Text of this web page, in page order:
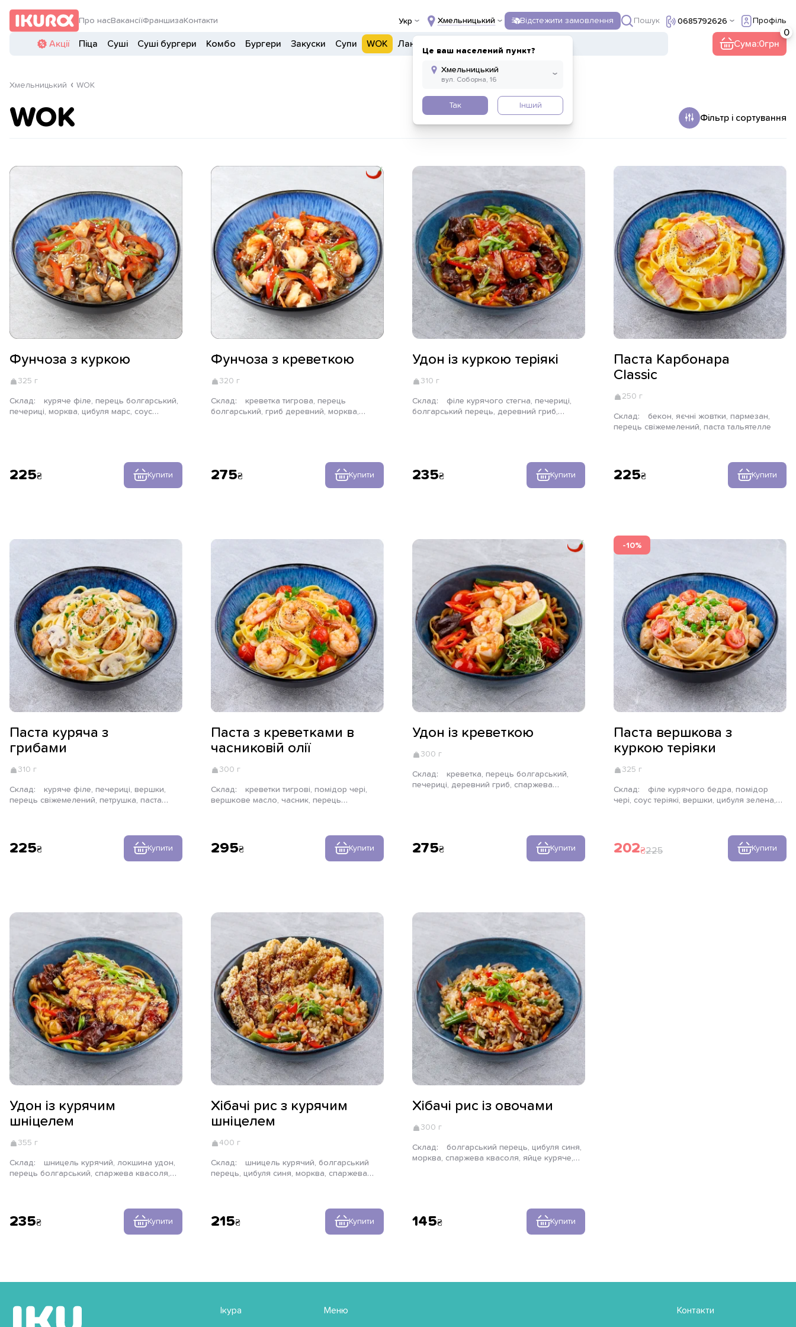
Про насВакансіїФраншиза Контакти Укр Хмельницький
Це ваш населений пункт?
Так Інший
Відстежити замовлення Пошук 0685792626 Профіль
Акції Піца Суші Суші бургери Комбо Бургери Закуски Супи WOK Ланчі Сума:0
Хмельницький WOK
WOK Фільтр і сортування
Фунчоза з куркою
325 г
Склад:
печериці, морква, цибуля марс, соус
225 Купити
Фунчоза з креветкою
320 г
Склад:
болгарський, гриб деревний, морква,
275 Купити
Удон із куркою теріякі
310 г
Склад:
болгарський перець, деревний гриб,
235 Купити
Паста Карбонара
Classic
250 г
Склад:
перець свіжемелений, паста тальятелле
225 Купити
Паста куряча з
грибами
310 г
Склад:
перець свіжемелений, петрушка, паста
225 Купити
Паста з креветками в
часниковій олії
300 г
Склад:
вершкове масло, часник, перець
295 Купити
Удон із креветкою
300 г
Склад:
печериці, деревний гриб, спаржева
275 Купити
-10%
Паста вершкова з
куркою теріяки
325 г
Склад:
чері, соус теріякі, вершки, цибуля зелена,
202 225 Купити
Удон із курячим
шніцелем
355 г
Склад:
перець болгарський, спаржева квасоля,
235 Купити
Хібачі рис з курячим
шніцелем
400 г
Склад:
перець, цибуля синя, морква, спаржева
215 Купити
Хібачі рис із овочами
300 г
Склад:
морква, спаржева квасоля, яйце куряче,
145 Купити
Ікура Меню Контакти